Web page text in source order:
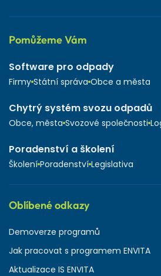
Pomůžeme Vám
Software pro odpady
Firmy Státní správa Obce a města
Chytrý systém svozu odpadů
Obce, města Svozové společnosti
Poradenství a školení
Školení Poradenství Legislativa
Oblíbené odkazy
Demoverze programů
Jak pracovat s programem ENVITA
Aktualizace IS ENVITA